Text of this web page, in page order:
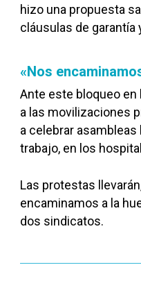
hizo una propuesta
cláusulas de garantía
«Nos
Ante este bloqueo
a las movilizaciones
a celebrar
trabajo, en los
Las protestas
encaminamos a la
dos sindicatos.